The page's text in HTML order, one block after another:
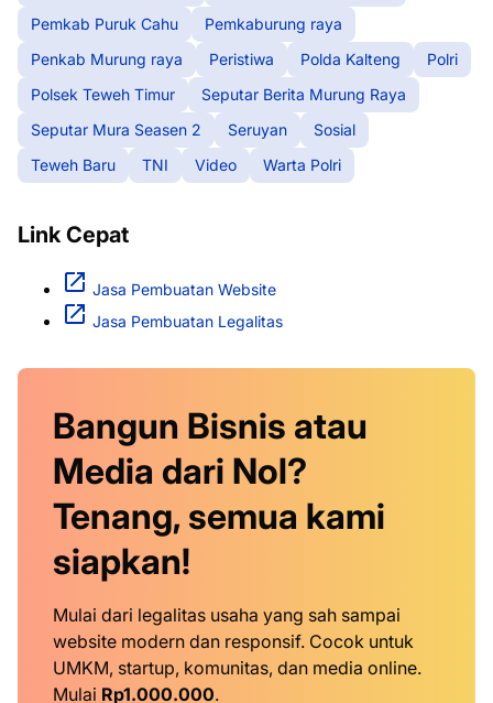
Pemkab Puruk Cahu
Pemkaburung raya
Penkab Murung raya
Peristiwa Polda Kalteng
Polri
Polsek Teweh Timur
Seputar Berita Murung Raya
Seputar Mura Seasen 2
Seruyan
Sosial
Teweh Baru
TNI Video Warta Polri
Link Cepat
Jasa Pembuatan Website
Jasa Pembuatan Legalitas
Bangun Bisnis atau
Media dari Nol?
Tenang, semua kami
siapkan!
Mulai dari legalitas usaha yang sah sampai
website modern dan responsif. Cocok untuk
UMKM, startup, komunitas, dan media online.
Mulai Rp1.000.000.